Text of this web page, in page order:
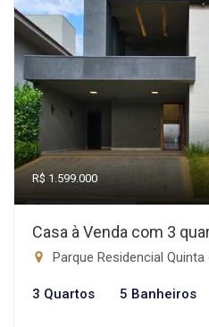
R$ 1.599.000
Casa à Venda com 3
Parque Residencial Quinta do
3 Quartos 5 Banheiros